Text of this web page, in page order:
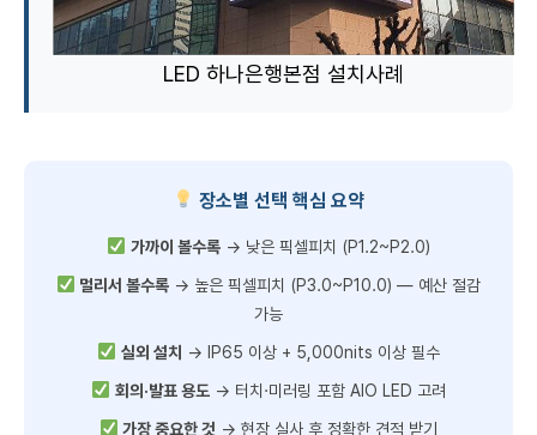
LED 하나은행본점 설치사례
장소별 선택 핵심 요약
가까이 볼수록→ 낮은 픽셀피치 (P1.2~P2.0)
멀리서 볼수록 → 높은 픽셀피치 (P3.0~P10.0) — 예산 절감
가능
실외 설치 → IP65 이상 + 5,000nits 이상 필수
회의·발표 용도→ 터치·미러링 포함 AIO LED 고려
가장 중요한 것 → 현장 실사 후 정확한 견적 받기